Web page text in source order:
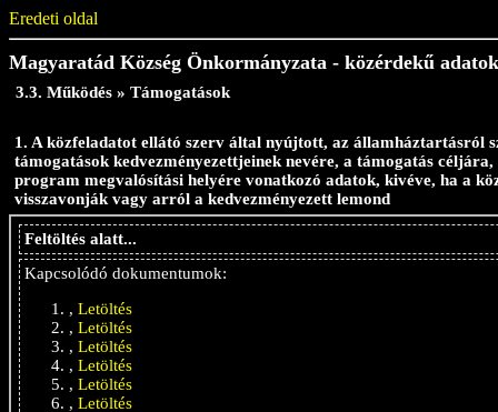
Eredeti oldal
Magyaratád Község Önkormányzata - közérdekű adatok
3.3. Működés » Támogatások
1. A közfeladatot ellátó szerv által nyújtott, az államháztartásról
támogatások kedvezményezettjeinek nevére, a támogatás
program megvalósítási helyére vonatkozó adatok, kivéve, ha a
visszavonják vagy arról a kedvezményezett lemond
Feltöltés alatt...
Kapcsolódó dokumentumok:
, Letöltés
, Letöltés
, Letöltés
, Letöltés
, Letöltés
, Letöltés